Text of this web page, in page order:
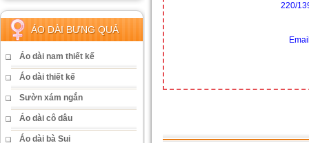
ÁO DÀI BƯNG QUẢ
Áo dài nam thiết kế
Áo dài thiết kế
Sườn xám ngắn
Áo dài cô dâu
Áo dài bà Sui
220/